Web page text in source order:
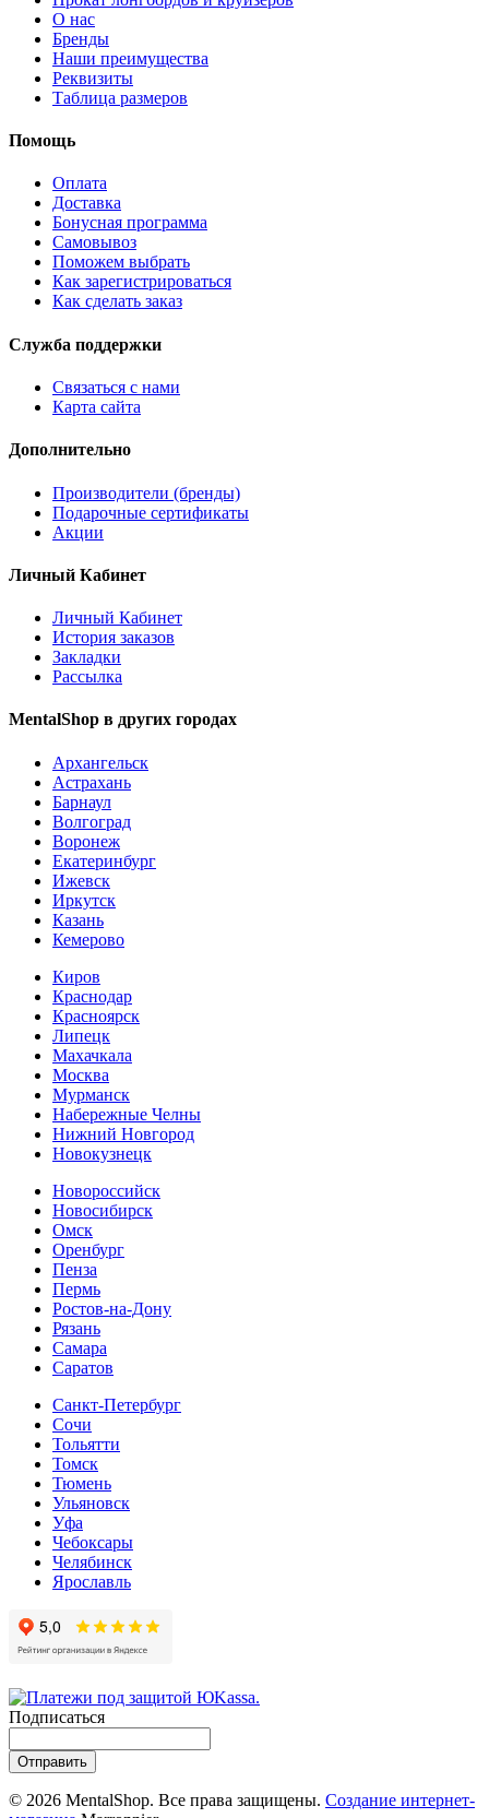
О нас
Бренды
Наши преимущества
Реквизиты
Таблица размеров
Помощь
Оплата
Доставка
Бонусная программа
Самовывоз
Поможем выбрать
Как зарегистрироваться
Как сделать заказ
Служба поддержки
Связаться с нами
Карта сайта
Дополнительно
Производители (бренды)
Подарочные сертификаты
Акции
Личный Кабинет
Личный Кабинет
История заказов
Закладки
Рассылка
MentalShop в других городах
Архангельск
Астрахань
Барнаул
Волгоград
Воронеж
Екатеринбург
Ижевск
Иркутск
Казань
Кемерово
Киров
Краснодар
Красноярск
Липецк
Махачкала
Москва
Мурманск
Набережные Челны
Нижний Новгород
Новокузнецк
Новороссийск
Новосибирск
Омск
Оренбург
Пенза
Пермь
Ростов-на-Дону
Рязань
Самара
Cаратов
Санкт-Петербург
Сочи
Тольятти
Томск
Тюмень
Ульяновск
Уфа
Чебоксары
Челябинск
Ярославль
Подписаться
Отправить
© 2026 MentalShop. Все права защищены. Создание интернет-